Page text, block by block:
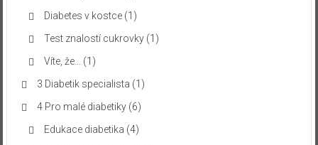
Diabetes v kostce(1)
Test znalostí cukrovky(1)
Víte, že…
(1)
3 Diabetik specialista (1)
4 Pro malé diabetiky(6)
Edukace diabetika (4)